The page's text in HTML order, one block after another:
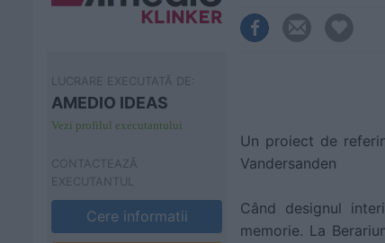
LUCRARE EXECUTATĂ DE:
AMEDIO IDEAS
Vezi profilul executantului
CONTACTEAZĂ
EXECUTANTUL
Cere informatii
Un proiect de
Vandersanden
Când designul
memorie. La